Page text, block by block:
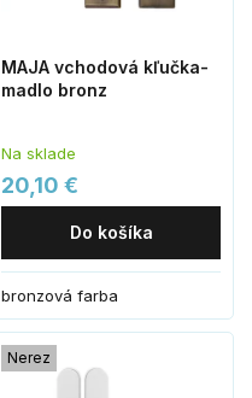
MAJA vchodová kľučka-
madlo bronz
Na sklade
20,10 €
Do košíka
bronzová farba
Nerez